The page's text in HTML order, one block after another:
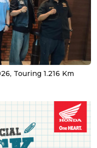
Touring 1.216 Km